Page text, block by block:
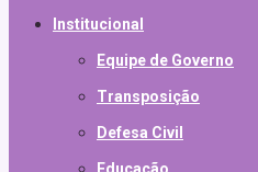
Institucional
Equipe de Governo
Transposição
Defesa Civil